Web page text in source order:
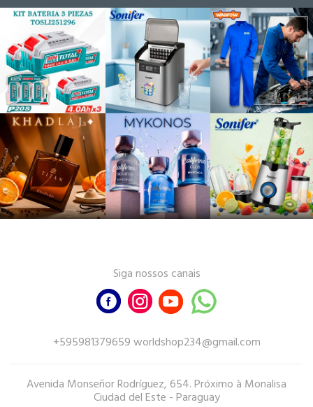
Siga nossos canais
+595981379659 worldshop234@gmail.com
Avenida Monseñor Rodríguez, 654. Próximo à Monalisa
Ciudad del Este - Paraguay